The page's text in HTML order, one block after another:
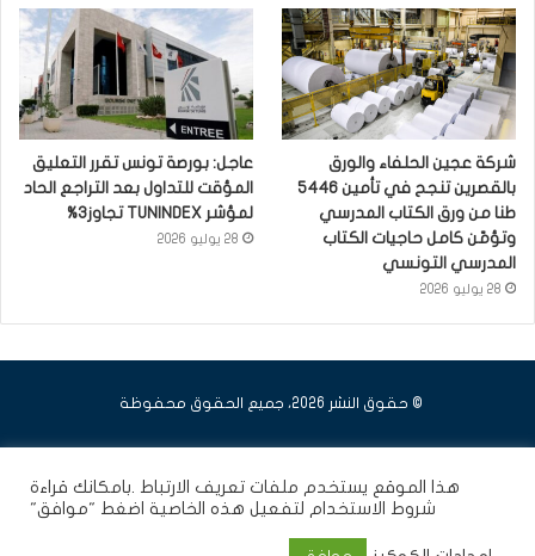
شركة عجين الحلفاء والورق
بالقصرين تنجح في تأمين 5446
طنا من ورق الكتاب المدرسي
وتؤمّن كامل حاجيات الكتاب
المدرسي التونسي
28 يوليو 2026
عاجل: بورصة تونس تقرر التعليق
المؤقت للتداول بعد التراجع الحاد
لمؤشر TUNINDEX تجاوز3%
28 يوليو 2026
© حقوق النشر 2026، جميع الحقوق محفوظة
هذا الموقع يستخدم ملفات تعريف الارتباط .بامكانك قراءة
شروط الاستخدام لتفعيل هذه الخاصية اضغط "موافق"